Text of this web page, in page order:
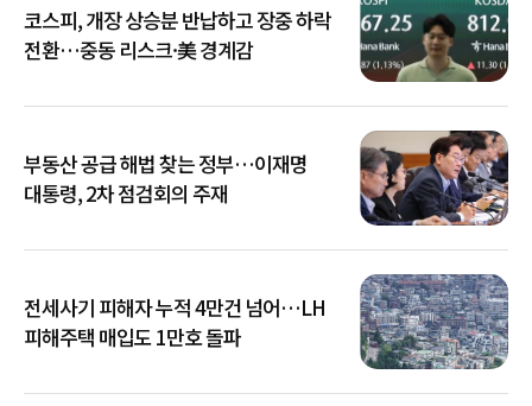
코스피, 개장 상승분 반납하고 장중 하락
전환…중동 리스크·美 경계감
부동산 공급 해법 찾는 정부…이재명
대통령, 2차 점검회의 주재
전세사기 피해자 누적 4만건 넘어…LH
피해주택 매입도 1만호 돌파